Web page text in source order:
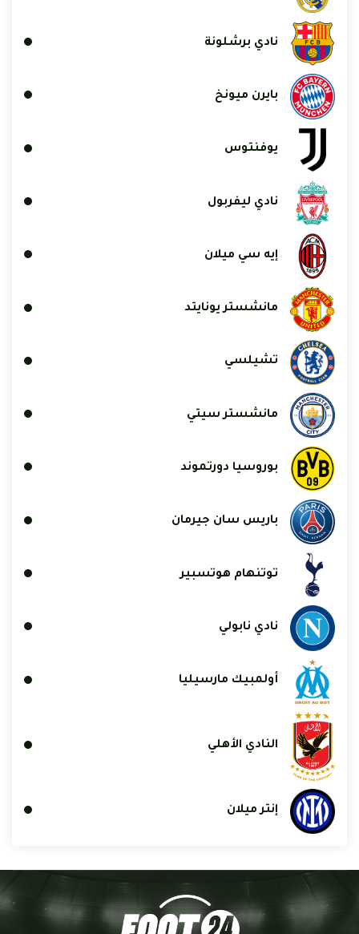
نادي برشلونة
بايرن ميونخ
يوفنتوس
نادي ليفربول
إيه سي ميلان
مانشستر يونايتد
تشيلسي
مانشستر سيتي
بوروسيا دورتموند
باريس سان جيرمان
توتنهام هوتسبير
نادي نابولي
أولمبيك مارسيليا
النادي الأهلي
إنتر ميلان